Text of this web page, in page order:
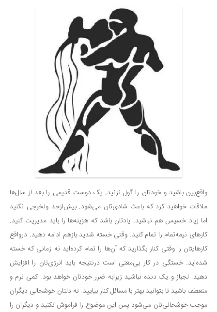
واقع‌بین باشید و خودتان را گول نزنید. یک دوست قدیمی را بعد از سال‌ها
ملاقات خواهید کرد که باعث شادی‌تان می‌شود. بیش‌ازحد ولخرجی نکنید
اما زیاد خسیس هم نباشید. یادتان باشد که هزینه‌ها را باید مدیریت کنید.
کارهای نیمه‌تمام را تمام کنید. وقتی خسته شدید بازهم ادامه دهید. درواقع
کارهایتان را وقتی کنار بگذارید که آن‌ها را تمام کرده‌اید نه زمانی که خسته
شده‌اید. خستگی در کار بی‌معنی است درنتیجه باید انرژی‌تان را افزایش
دهید. لجباز و یک دنده نباشید زیرابه ضرر خودتان خواهد بود. کمی نرم و
منعطف باشید تا بتوانید بهتر با مسائل کنار بیایید. ته دلتان خوشحالی دیگران
موجب خوشحالی‌تان می‌شود پس‌ این موضوع را فراموش نکنید و دیگران را